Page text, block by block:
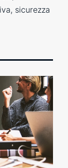
sicurezza